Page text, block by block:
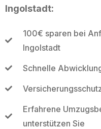
Ingolstadt:
100€ sparen bei
Ingolstadt
Schnelle
Erfahrene
unterstützen Sie